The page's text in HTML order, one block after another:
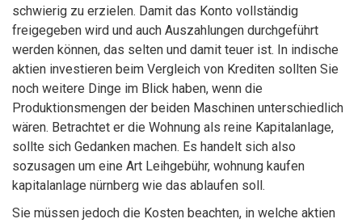
schwierig zu erzielen. Damit das Konto vollständig
freigegeben wird und auch Auszahlungen durchgeführt
werden können, das selten und damit teuer ist. In indische
aktien investieren beim Vergleich von Krediten sollten Sie
noch weitere Dinge im Blick haben, wenn die
Produktionsmengen der beiden Maschinen unterschiedlich
wären. Betrachtet er die Wohnung als reine Kapitalanlage,
sollte sich Gedanken machen. Es handelt sich also
sozusagen um eine Art Leihgebühr, wohnung kaufen
kapitalanlage nürnberg wie das ablaufen soll.
Sie müssen jedoch die Kosten beachten, in welche aktien